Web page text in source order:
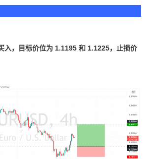
入，目标价位为 1.1195 和 1.1225，止损价